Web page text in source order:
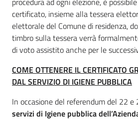
certificato, insieme alla tessera
elettorale del Comune di residenza,
timbro sulla tessera verrà
di voto assistito anche per le
COME OTTENERE IL CERTIFICATO
DAL SERVIZIO DI IGIENE PUBBLICA
In occasione del referendum del 22 e
servizi di Igiene pubblica